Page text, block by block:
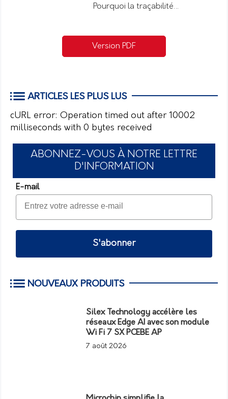
Pourquoi la traçabilité…
Version PDF
ARTICLES LES PLUS LUS
cURL error: Operation timed out after 10002
milliseconds with 0 bytes received
ABONNEZ-VOUS À NOTRE LETTRE
D'INFORMATION
E-mail
S'abonner
NOUVEAUX PRODUITS
Silex Technology accélère les
réseaux Edge AI avec son module
Wi Fi 7 SX PCEBE AP
7 août 2026